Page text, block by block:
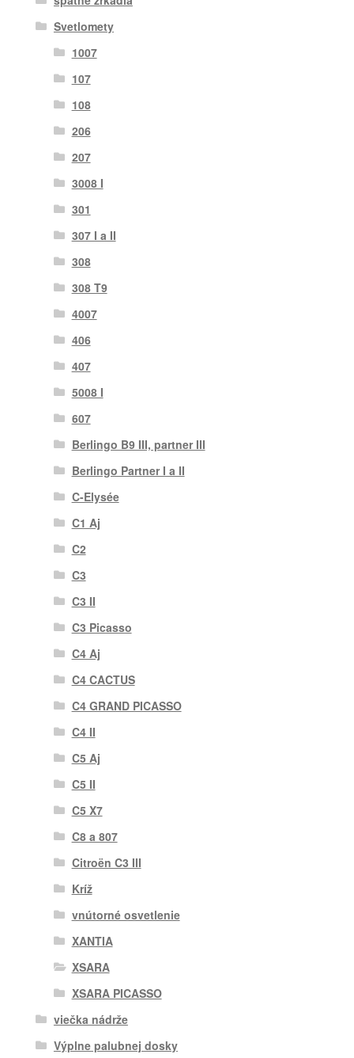
Svetlomety
1007
107
108
206
207
3008 I
301
307 I a II
308
308 T9
4007
406
407
5008 I
607
Berlingo B9 III, partner III
Berlingo Partner I a II
C-Elysée
C1 Aj
C2
C3
C3 II
C3 Picasso
C4 Aj
C4 CACTUS
C4 GRAND PICASSO
C4 II
C5 Aj
C5 II
C5 X7
C8 a 807
Citroën C3 III
Kríž
vnútorné osvetlenie
XANTIA
XSARA
XSARA PICASSO
viečka nádrže
Výplne palubnej dosky